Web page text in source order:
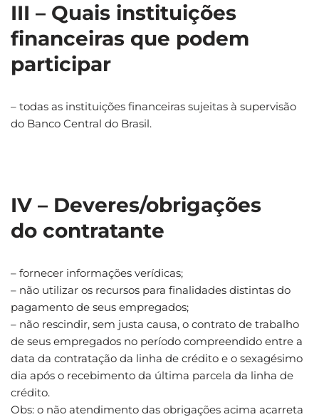
III – Quais instituições
financeiras que podem
participar
– todas as instituições financeiras sujeitas à supervisão
do Banco Central do Brasil.
IV – Deveres/obrigações
do contratante
– fornecer informações verídicas;
– não utilizar os recursos para finalidades distintas do
pagamento de seus empregados;
– não rescindir, sem justa causa, o contrato de trabalho
de seus empregados no período compreendido entre a
data da contratação da linha de crédito e o sexagésimo
dia após o recebimento da última parcela da linha de
crédito.
Obs: o não atendimento das obrigações acima acarreta